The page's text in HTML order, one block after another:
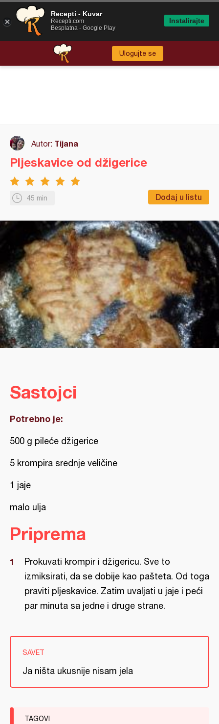
Ulogujte se
Autor: Tijana
45 min Dodaj u listu
Pljeskavice od džigerice
Sastojci
Potrebno je:
500 g pileće džigerice
5 krompira srednje veličine
1 jaje
malo ulja
Priprema
Prokuvati krompir i džigericu. Sve to
izmiksirati, da se dobije kao pašteta. Od toga
praviti pljeskavice. Zatim uvaljati u jaje i peći
par minuta sa jedne i druge strane.
SAVET
Ja ništa ukusnije nisam jela
TAGOVI
Recepti - Kuvar
Recepti.com
Besplatna - Google Play
Instalirajte